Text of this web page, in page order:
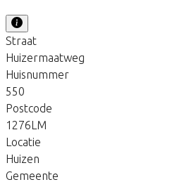
Straat
Huizermaatweg
Huisnummer
550
Postcode
1276LM
Locatie
Huizen
Gemeente